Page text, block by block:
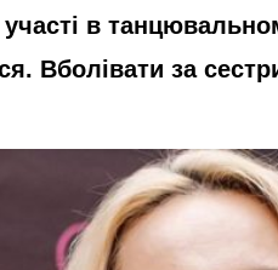
в
Вболівати за